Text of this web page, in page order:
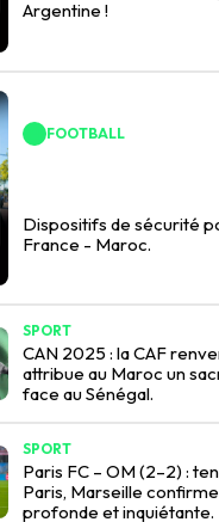
Argentine !
FOOTBALL
Dispositifs de sécurité
France - Maroc.
SPORT
CAN 2025 : la CAF
attribue au Maroc un
face au Sénégal.
SPORT
Paris FC – OM (2–2) :
Paris, Marseille
profonde et inquiétante.